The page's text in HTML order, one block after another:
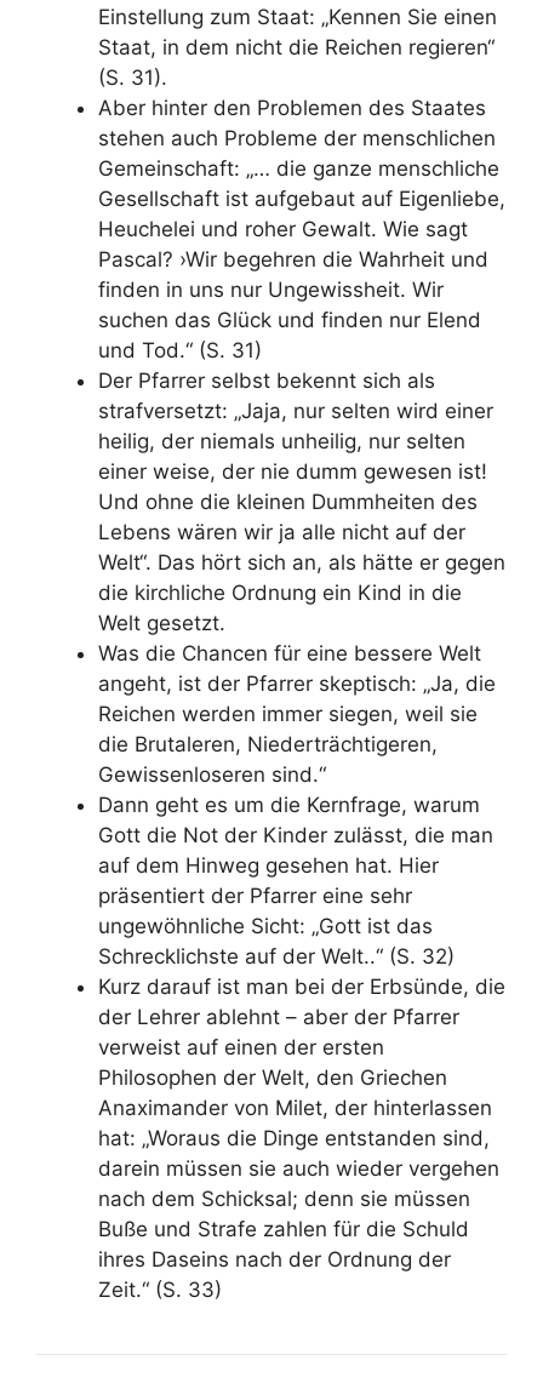
Einstellung zum Staat: „Kennen Sie einen
Staat, in dem nicht die Reichen regieren“
(S. 31).
Aber hinter den Problemen des Staates
stehen auch Probleme der menschlichen
Gemeinschaft: „… die ganze menschliche
Gesellschaft ist aufgebaut auf Eigenliebe,
Heuchelei und roher Gewalt. Wie sagt
Pascal? ›Wir begehren die Wahrheit und
finden in uns nur Ungewissheit. Wir
suchen das Glück und finden nur Elend
und Tod.“ (S. 31)
Der Pfarrer selbst bekennt sich als
strafversetzt: „Jaja, nur selten wird einer
heilig, der niemals unheilig, nur selten
einer weise, der nie dumm gewesen ist!
Und ohne die kleinen Dummheiten des
Lebens wären wir ja alle nicht auf der
Welt“. Das hört sich an, als hätte er gegen
die kirchliche Ordnung ein Kind in die
Welt gesetzt.
Was die Chancen für eine bessere Welt
angeht, ist der Pfarrer skeptisch: „Ja, die
Reichen werden immer siegen, weil sie
die Brutaleren, Niederträchtigeren,
Gewissenloseren sind.“
Dann geht es um die Kernfrage, warum
Gott die Not der Kinder zulässt, die man
auf dem Hinweg gesehen hat. Hier
präsentiert der Pfarrer eine sehr
ungewöhnliche Sicht: „Gott ist das
Schrecklichste auf der Welt..“ (S. 32)
Kurz darauf ist man bei der Erbsünde, die
der Lehrer ablehnt – aber der Pfarrer
verweist auf einen der ersten
Philosophen der Welt, den Griechen
Anaximander von Milet, der hinterlassen
hat: „Woraus die Dinge entstanden sind,
darein müssen sie auch wieder vergehen
nach dem Schicksal; denn sie müssen
Buße und Strafe zahlen für die Schuld
ihres Daseins nach der Ordnung der
Zeit.“ (S. 33)